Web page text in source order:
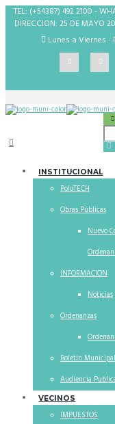
TEL: (+54387) 492 2100 -
DIRECCION: 25 DE MAYO
Lunes a Viernes -
INSTITUCIONAL
PoloTECH
Obras Públicas
Nuevo
INFORMACION
Noticias
Ordenanzas
Boletin Municipal
Audiencia
VECINOS
IMPUESTOS